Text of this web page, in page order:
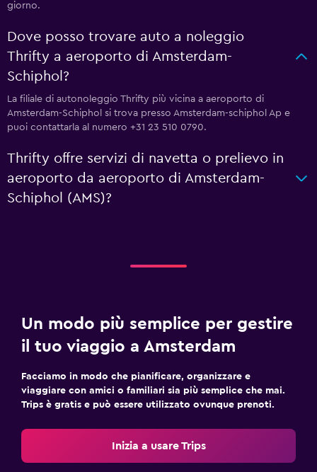
giorno.
Dove posso trovare auto a noleggio
Thrifty a aeroporto di Amsterdam-
Schiphol?
La filiale di autonoleggio Thrifty più vicina a aeroporto di
Amsterdam-Schiphol si trova presso Amsterdam-schiphol Ap e
puoi contattarla al numero +31 23 510 0790.
Thrifty offre servizi di navetta o prelievo in
aeroporto da aeroporto di Amsterdam-
Schiphol (AMS)?
Un modo più semplice per gestire
il tuo viaggio a Amsterdam
Facciamo in modo che pianificare, organizzare e
viaggiare con amici o familiari sia più semplice che mai.
Trips è gratis e può essere utilizzato ovunque prenoti.
Inizia a usare Trips